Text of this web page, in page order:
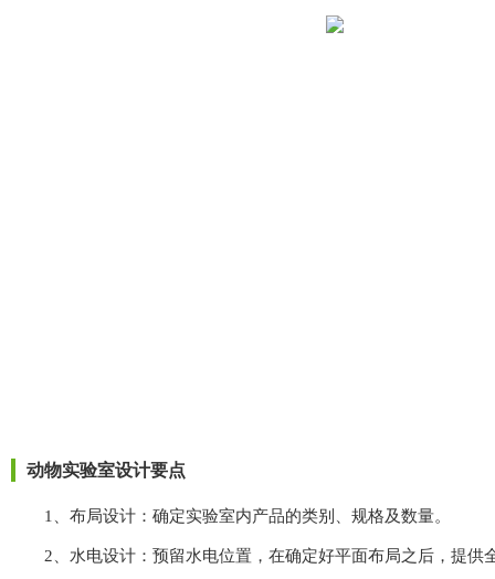
动物实验室设计要点
1、布局设计：确定实验室内产品的类别、规格及数量。
2、水电设计：预留水电位置，在确定好平面布局之后，提